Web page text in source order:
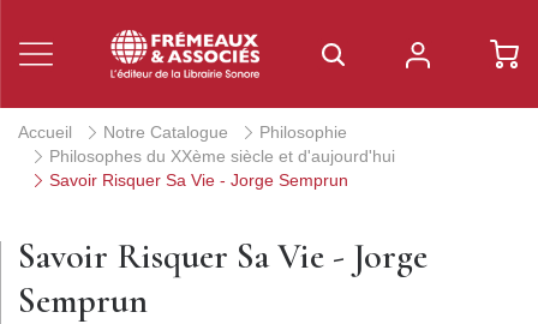
Accueil Notre Catalogue
Philosophie
Philosophes du XXème siècle et d'aujourd'hui
Savoir Risquer Sa Vie - Jorge Semprun
Savoir Risquer Sa Vie - Jorge
Semprun